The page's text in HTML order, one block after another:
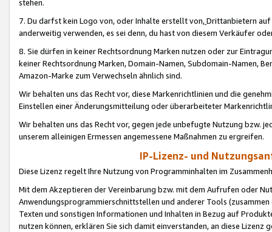
stehen.
7. Du darfst kein Logo von, oder Inhalte erstellt von,Drittanbietern auf
anderweitig verwenden, es sei denn, du hast von diesem Verkäufer
8. Sie dürfen in keiner Rechtsordnung Marken nutzen oder zur
keiner Rechtsordnung Marken, Domain-Namen, Subdomain-Namen,
Amazon-Marke zum Verwechseln ähnlich sind.
Wir behalten uns das Recht vor, diese Markenrichtlinien und die
Einstellen einer Änderungsmitteilung oder überarbeiteter
Wir behalten uns das Recht vor, gegen jede unbefugte Nutzung bzw.
unserem alleinigen Ermessen angemessene Maßnahmen zu ergreifen.
IP-Lizenz- und
Diese Lizenz regelt Ihre Nutzung von Programminhalten im
Mit dem Akzeptieren der Vereinbarung bzw. mit dem Aufrufen oder
Anwendungsprogrammierschnittstellen und anderer Tools (zusammen
Texten und sonstigen Informationen und Inhalten in Bezug auf
nutzen können, erklären Sie sich damit einverstanden, an diese Lizenz